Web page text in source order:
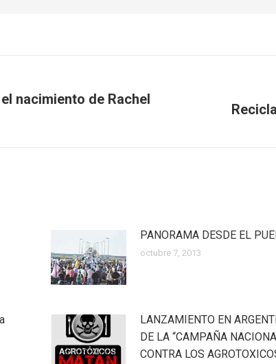
nacimiento de Rachel
Publicación
PANORAMA DESDE EL
octubre 7, 2013
LANZAMIENTO EN
DE LA “CAMPAÑA
CONTRA LOS